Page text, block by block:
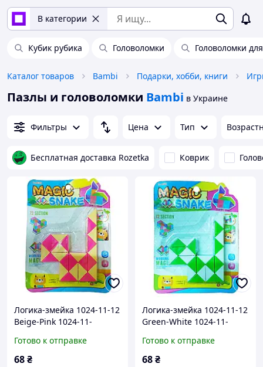
В категории
Кубик рубика Головоломки Головоломки
Каталог товаров Bambi Подарки, хобби, книги
Пазлы и головоломки Bambi в Украине
Фильтры Цена Тип
Бесплатная доставка Rozetka Коврик
Логика-змейка 1024-11-12
Beige-Pink 1024-11-
Готово к отправке
68₴
Логика-змейка 1024-11-12
Green-White 1024-11-
Готово к отправке
68₴